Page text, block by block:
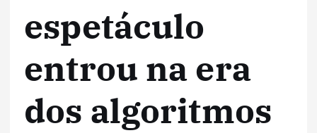
espetáculo
entrou na era
dos algoritmos